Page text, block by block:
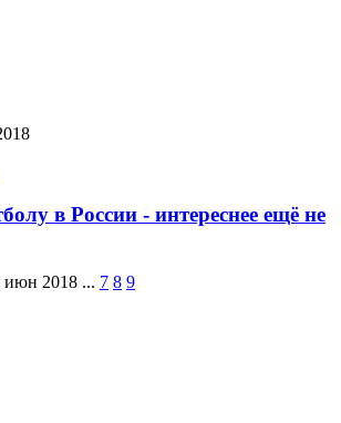
в России - интереснее ещё не
июн 2018 ... 7 8 9